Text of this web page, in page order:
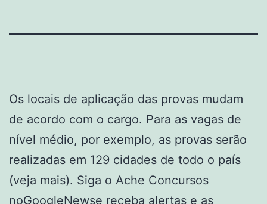
Os locais de aplicação das provas mudam
de acordo com o cargo. Para as vagas de
nível médio, por exemplo, as provas serão
realizadas em 129 cidades de todo o país
(veja mais). Siga o Ache Concursos
noGoogleNewse receba alertas e as